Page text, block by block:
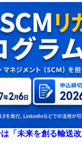
「未来を創る輸送